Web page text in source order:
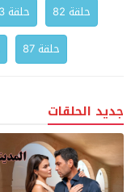
حلقة 82
حلقة 83
حلقة 87
جديد الحلقات